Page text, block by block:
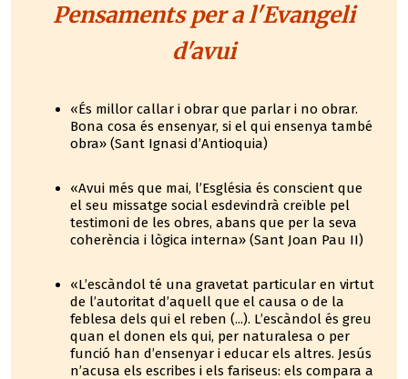
Pensaments per a l'Evangeli
d'avui
«És millor callar i obrar que parlar i no obrar.
Bona cosa és ensenyar, si el qui ensenya també
obra» (Sant Ignasi d’Antioquia)
«Avui més que mai, l’Església és conscient que
el seu missatge social esdevindrà creïble pel
testimoni de les obres, abans que per la seva
coherència i lògica interna» (Sant Joan Pau II)
«L’escàndol té una gravetat particular en virtut
de l’autoritat d’aquell que el causa o de la
feblesa dels qui el reben (...). L’escàndol és greu
quan el donen els qui, per naturalesa o per
funció han d’ensenyar i educar els altres. Jesús
n’acusa els escribes i els fariseus: els compara a